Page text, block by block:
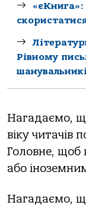
Рівному
Нагадаємо,
віку читачів
Головне, щоб
або
Нагадаємо,